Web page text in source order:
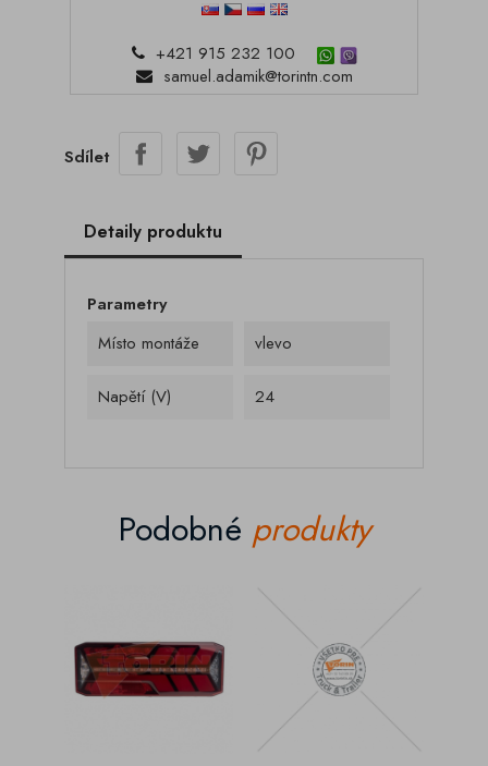
+421 915 232 100
samuel.adamik@torintn.com
Sdílet
Detaily produktu
Parametry
Místo montáže
vlevo
Napětí (V) 24
Podobné produkty